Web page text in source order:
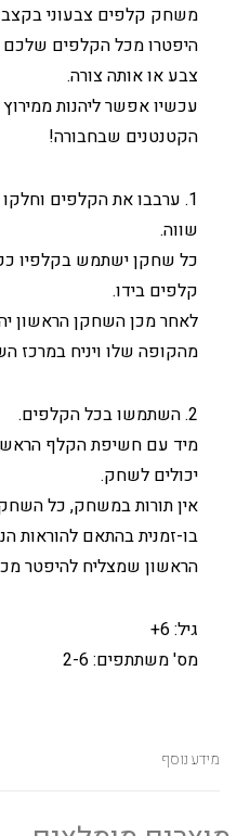
משחק קלפים צבעוני
היפטרו מכל הקלפים שלכם
צבע או אותה צורה.
עכשיו אפשר ליהנות
הקטנטנים שבחבורה!
1. ערבבו את הקלפים
שווה.
קלפים בידו.
לאחר מכן השחקן הראשון
מהקופה שלו ויניח במרכז
2. השתמשו בכל הקלפים.
מיד עם חשיפת הקלף
יכולים לשחק.
אין תורות במשחק, כל
בו-זמנית בהתאם להוראות
הראשון שמצליח להיפטר
גיל: 6+
מס' משתתפים: 2-6
מידע נוסף